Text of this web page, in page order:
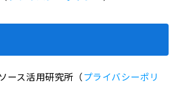
ース活用研究所（プライバシーポリ